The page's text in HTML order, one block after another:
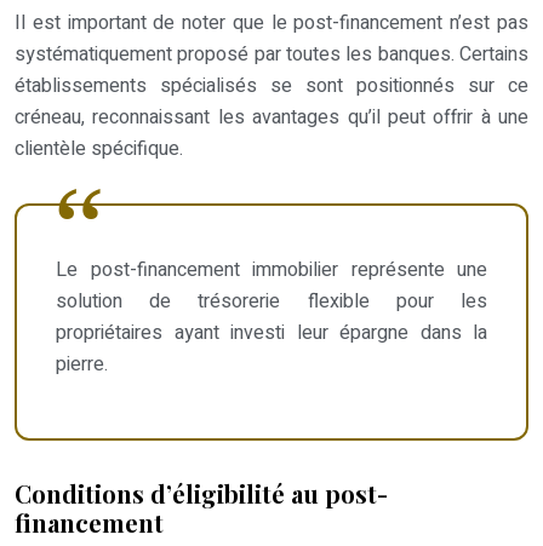
Il est important de noter que le post-financement n’est pas
systématiquement proposé par toutes les banques. Certains
établissements spécialisés se sont positionnés sur ce
créneau, reconnaissant les avantages qu’il peut offrir à une
clientèle spécifique.
Le post-financement immobilier représente une
solution de trésorerie flexible pour les
propriétaires ayant investi leur épargne dans la
pierre.
Conditions d’éligibilité au post-
financement